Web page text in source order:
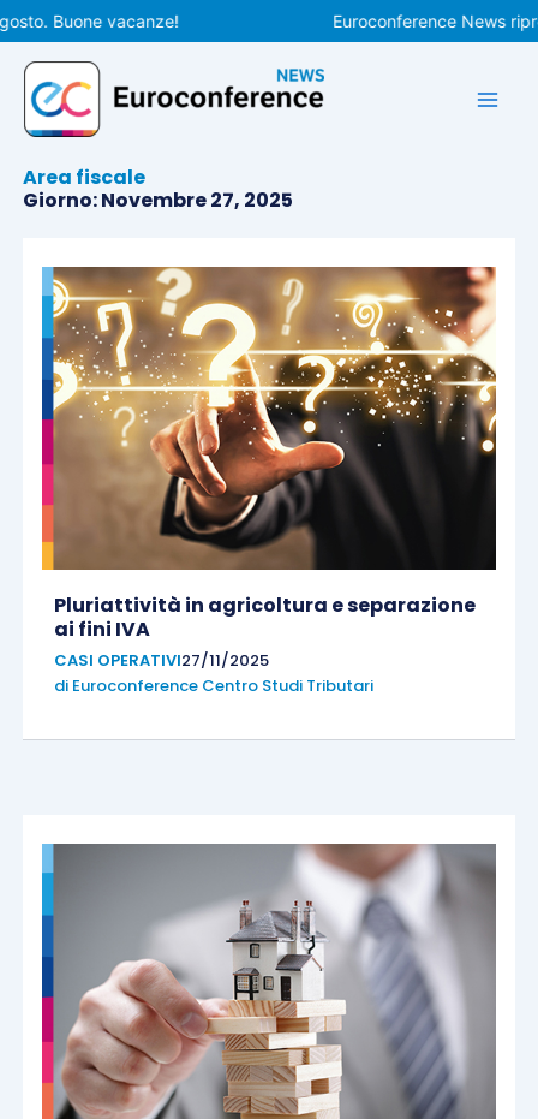
Vai
al
contenuto
Buone vacanze! Euroconference News
Area fiscale
Giorno: Novembre 27, 2025
Pluriattività in agricoltura e separazione
ai fini IVA
CASI OPERATIVI27/11/2025
di Euroconference Centro Studi Tributari